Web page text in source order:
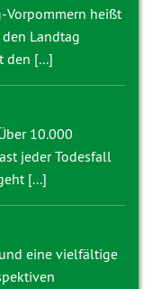
Vorpommern heißt
Landtag
den [...]
10.000
jeder Todesfall
[...]
eine vielfältige